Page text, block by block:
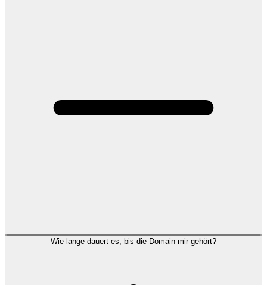
Wie lange dauert es, bis die Domain mir gehört?